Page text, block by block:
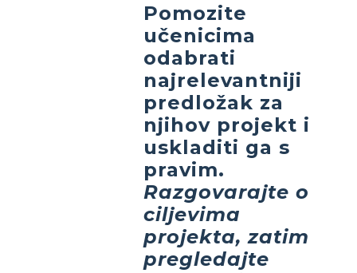
Pomozite
učenicima
odabrati
najrelevantniji
predložak za
njihov projekt i
uskladiti ga s
pravim.
Razgovarajte o
ciljevima
projekta, zatim
pregledajte